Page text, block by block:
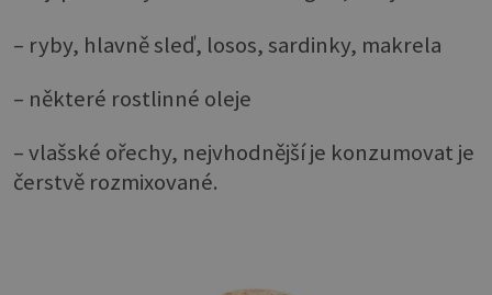
– ryby, hlavně sleď, losos, sardinky, makrela
– některé rostlinné oleje
– vlašské ořechy, nejvhodnější je konzumovat je
čerstvě rozmixované.